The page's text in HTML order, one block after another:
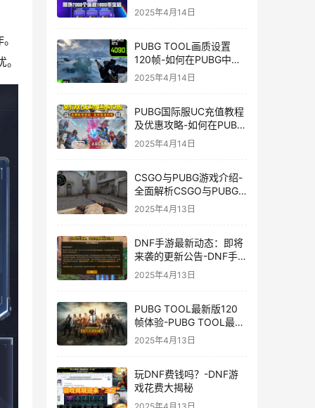
PUBG MOBILE充值
2025年4月14日
PUBG TOOL画质设置
120帧-如何在PUBG中使
用PUBG TOOL实现120
2025年4月14日
PUBG国际服UC充值教程
及优惠攻略-如何在PUBG
国际服中进行高效且安全
的UC充值
2025年4月14日
CSGO与PUBG游戏介绍-
全面解析CSGO与PUBG
这两款热门射击游戏
2025年4月13日
DNF手游最新动态：即将
来袭的更新公告-DNF手
游最新消息与更新时间表
2025年4月13日
PUBG TOOL最新版120
帧体验-PUBG TOOL最新
版120帧游戏体验优化
2025年4月13日
玩DNF费钱吗？-DNF游
戏花费大揭秘
2025年4月13日